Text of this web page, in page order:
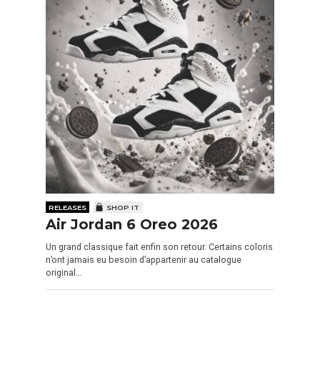
RELEASES SHOP IT
Air Jordan 6 Oreo 2026
Un grand classique fait enfin son retour. Certains coloris
n’ont jamais eu besoin d’appartenir au catalogue
original…